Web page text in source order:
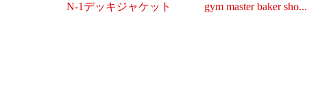
N-1デッキジャケット gym master baker sho...